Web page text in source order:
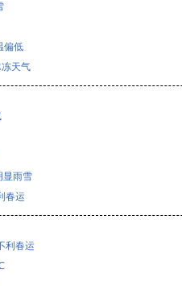
偏低
天气
显雨雪
春运
利春运